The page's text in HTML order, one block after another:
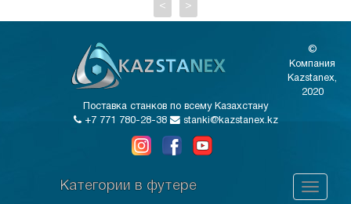
< >
©
Компания
Kazstanex,
2020
Поставка станков по всему Казахстану
+7 771 780-28-38
stanki@kazstanex.kz
Категории в футере